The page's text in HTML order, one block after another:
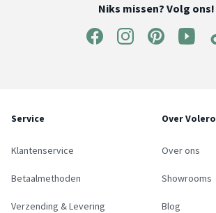
Niks missen? Volg ons!
Service
Klantenservice
Betaalmethoden
Verzending & Levering
Over Volero
Over ons
Showrooms
Blog